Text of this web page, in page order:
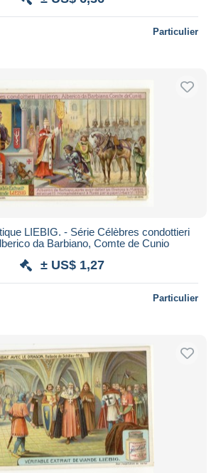
Particulier
LIEBIG. - Série Célèbres condottieri
da Barbiano, Comte de Cunio
± US$ 1,27
Particulier